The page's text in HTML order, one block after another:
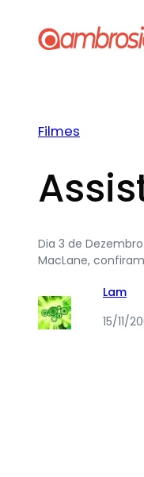
Filmes
Dia 3 de
MacLane,
Lam
15/11/